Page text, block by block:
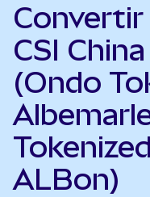
Convertir
CSI
(Ondo
ALBon)